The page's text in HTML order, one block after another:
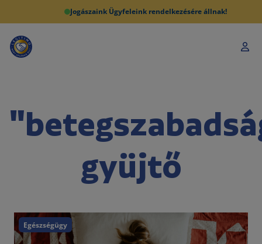
Jogászaink Ügyfeleink rendelkezésére állnak!
gyüjtő
Egészségügy